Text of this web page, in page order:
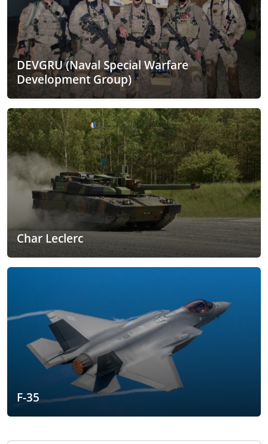
DEVGRU (Naval Special Warfare
Development Group)
Char Leclerc
F-35